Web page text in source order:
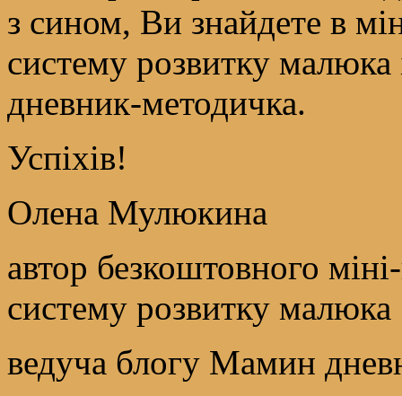
з сином, Ви знайдете в
систему розвитку
дневник-методичка.
Успіхів!
Олена Мулюкина
автор безкоштовного
систему розвитку малюка
ведуча блогу Мамин